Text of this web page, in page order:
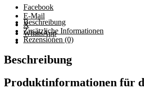
Bora
Passat
Beetle
S3
Menge
Facebook
E-Mail
X
WhatsApp
Beschreibung
Zusätzliche Informationen
Rezensionen (0)
Beschreibung
Produktinformationen für